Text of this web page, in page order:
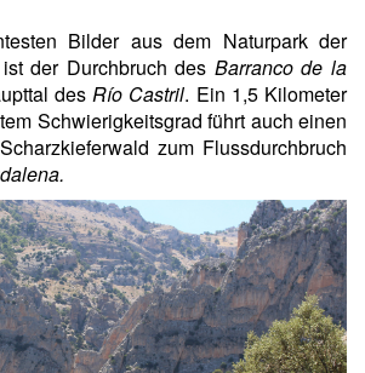
Bilder aus dem Naturpark der
ist der Durchbruch des Barranco de la
des Río Castril. Ein 1,5 Kilometer
Schwierigkeitsgrad führt auch einen
zum Flussdurchbruch
.